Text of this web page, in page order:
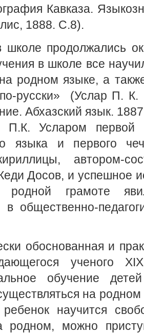
Кавказа.
1888. С.8).
школе продолжались
в школе все
родном языке, а
русски» (Услар П. К.
Абхазский язык.
П.К. Усларом первой
языка и первого
автором-
Досов, и успешное
родной грамоте
общественно-
обоснованная и
ученого
обучение
на родном
ребенок научится
родном, можно